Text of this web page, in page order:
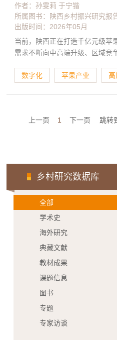
革、深入推进城乡融合发展，从
能层面，提出了包头市城乡融合
源型城市城乡融合发展提供了实
作者：孙雯莉 于宁锴
所属图书： 陕西乡村振兴研究报
出版时间：2026年05月
当前，陕西正在打造千亿元级苹
需求不断向中高端升级、区域竞
的数据资源和广阔的数据应用场
系统思维，构建协同转型生态；
数字化 苹果产业 高
上一页 1 下一页 跳转
乡村研究数据库
全部
学术史
海外研究
典藏文献
教材成果
课题信息
图书
专题
专家访谈